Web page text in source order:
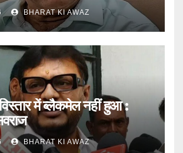
BHARAT KI AWAZ
में ब्लैकमेल नहीं हुआ :
BHARAT KI AWAZ